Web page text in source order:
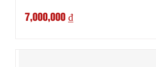
7,000,000 ₫